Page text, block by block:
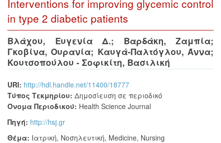
Interventions for improving glycemic control
in type 2 diabetic patients
Βλάχου, Ευγενία Δ.; Βαρδάκη, Ζαμπία;
Γκοβίνα, Ουρανία; Καυγά-Παλτόγλου, Άννα;
Κουτσοπούλου - Σοφικίτη, Βασιλική
URI: http://hdl.handle.net/11400/18777
Τύπος Τεκμηρίου: Δημοσίευση σε περιοδικό
Όνομα Περιοδικού: Health Science Journal
Πηγή: http://hsj.gr
Θέμα: Ιατρική, Νοσηλευτική, Medicine, Nursing